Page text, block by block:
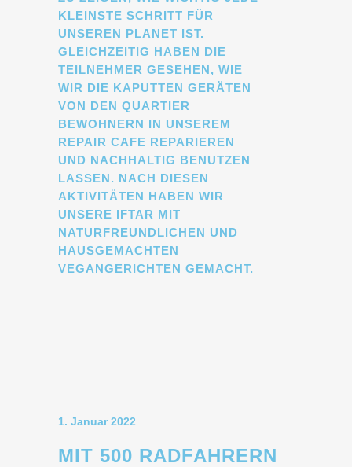
KLEINSTE SCHRITT FÜR
UNSEREN PLANET IST.
GLEICHZEITIG HABEN DIE
TEILNEHMER GESEHEN, WIE
WIR DIE KAPUTTEN GERÄTEN
VON DEN QUARTIER
BEWOHNERN IN UNSEREM
REPAIR CAFE REPARIEREN
UND NACHHALTIG BENUTZEN
LASSEN. NACH DIESEN
AKTIVITÄTEN HABEN WIR
UNSERE IFTAR MIT
NATURFREUNDLICHEN UND
HAUSGEMACHTEN
VEGANGERICHTEN GEMACHT.
1. Januar 2022
MIT 500 RADFAHRERN